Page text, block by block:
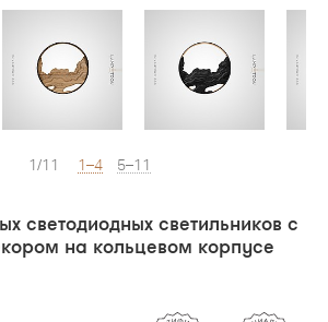
1/11 1–4 5–11
светодиодных светильников с
на кольцевом корпусе